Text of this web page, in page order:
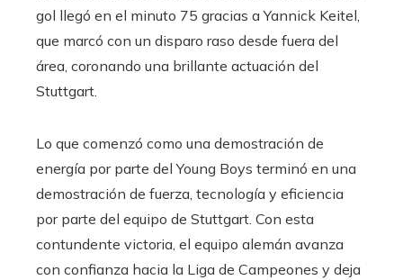
gol llegó en el minuto 75 gracias a Yannick Keitel,
que marcó con un disparo raso desde fuera del
área, coronando una brillante actuación del
Stuttgart.
Lo que comenzó como una demostración de
energía por parte del Young Boys terminó en una
demostración de fuerza, tecnología y eficiencia
por parte del equipo de Stuttgart. Con esta
contundente victoria, el equipo alemán avanza
con confianza hacia la Liga de Campeones y deja